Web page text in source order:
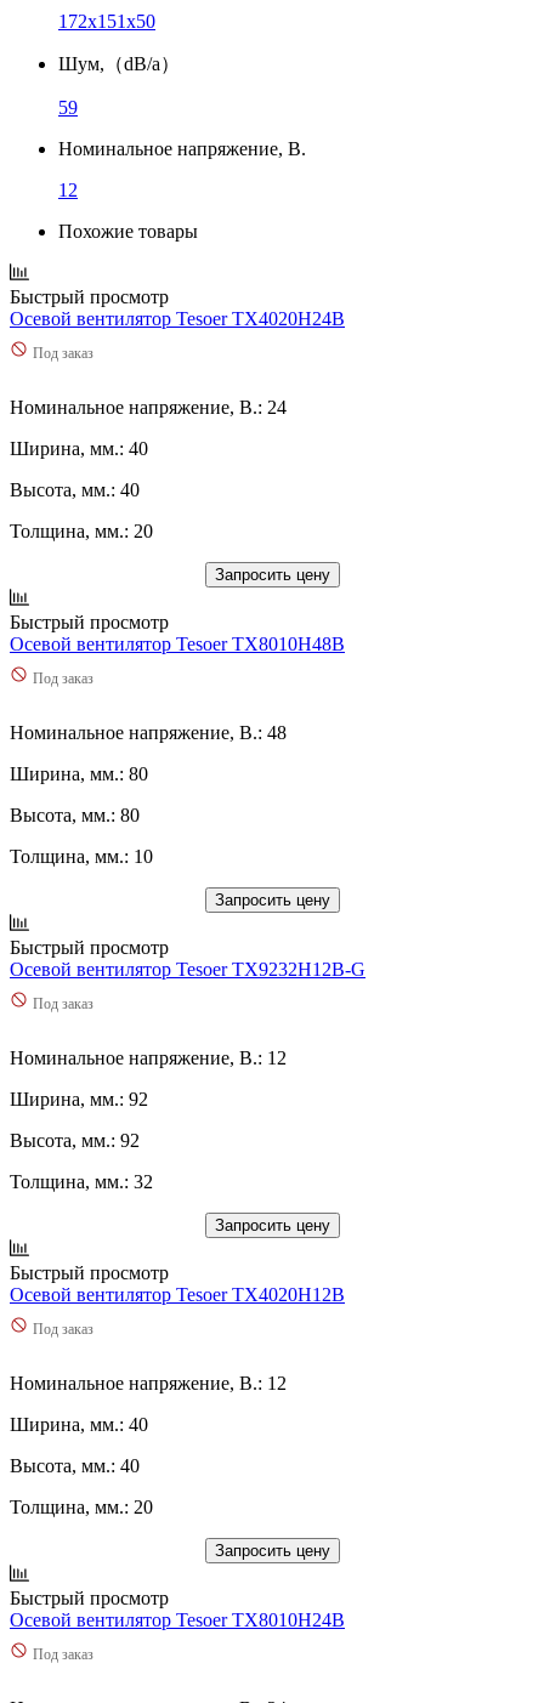
172x151x50
Шум,（dB/a）
59
Номинальное напряжение, В.
12
Похожие товары
Быстрый просмотр
Осевой вентилятор Tesoer TX4020H24B
Под заказ
Номинальное напряжение, В.: 24
Ширина, мм.: 40
Высота, мм.: 40
Толщина, мм.: 20
Запросить цену
Быстрый просмотр
Осевой вентилятор Tesoer TX8010H48B
Под заказ
Номинальное напряжение, В.: 48
Ширина, мм.: 80
Высота, мм.: 80
Толщина, мм.: 10
Запросить цену
Быстрый просмотр
Осевой вентилятор Tesoer TX9232H12B-G
Под заказ
Номинальное напряжение, В.: 12
Ширина, мм.: 92
Высота, мм.: 92
Толщина, мм.: 32
Запросить цену
Быстрый просмотр
Осевой вентилятор Tesoer TX4020H12B
Под заказ
Номинальное напряжение, В.: 12
Ширина, мм.: 40
Высота, мм.: 40
Толщина, мм.: 20
Запросить цену
Быстрый просмотр
Осевой вентилятор Tesoer TX8010H24B
Под заказ